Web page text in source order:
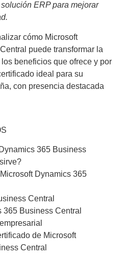
ERP para mejorar
cómo Microsoft
puede transformar la
beneficios que ofrece y por
ideal para su
con presencia destacada
365 Business
Dynamics 365
Central
365 Business Central
de Microsoft
Central